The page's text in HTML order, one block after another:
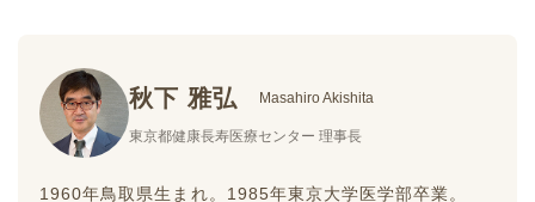
秋下 雅弘 Masahiro Akishita
東京都健康長寿医療センター 理事長
1960年鳥取県生まれ。1985年東京大学医学部卒業。